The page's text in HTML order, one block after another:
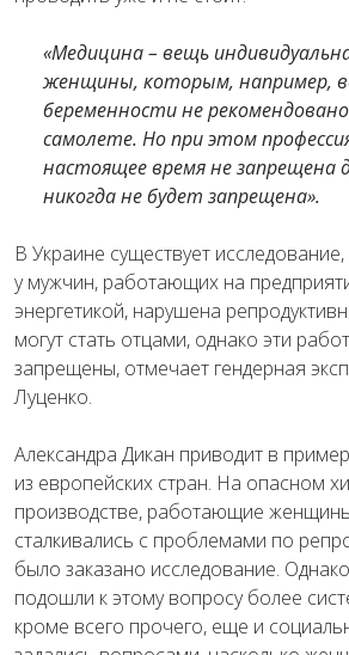
«Медицина – вещь
женщины, которым, например,
беременности не
самолете. Но при этом
настоящее время не запрещена
никогда не будет запрещена».
В Украине существует
у мужчин, работающих на
энергетикой, нарушена
могут стать отцами, однако эти
запрещены, отмечает гендерная
Луценко.
Александра Дикан приводит в
из европейских стран. На опасном
производстве, работающие
сталкивались с проблемами по
было заказано исследование.
подошли к этому вопросу более
кроме всего прочего, еще и